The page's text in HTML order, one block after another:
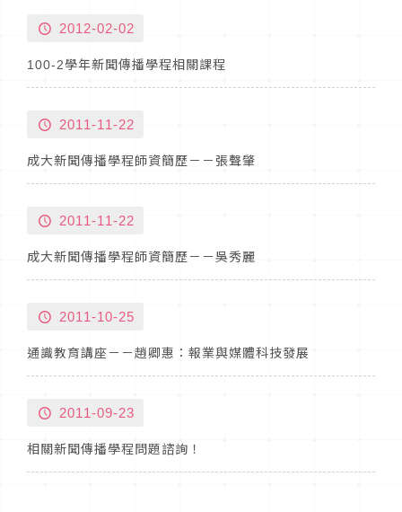
2012-02-02
100-2學年新聞傳播學程相關課程
2011-11-22
成大新聞傳播學程師資簡歷－－張聲肇
2011-11-22
成大新聞傳播學程師資簡歷－－吳秀麗
2011-10-25
通識教育講座－－趙卿惠：報業與媒體科技發展
2011-09-23
相關新聞傳播學程問題諮詢！